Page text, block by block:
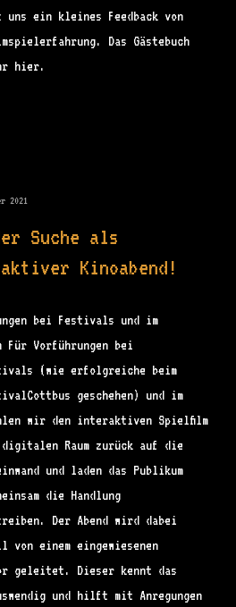
uns ein kleines Feedback von
Das Gästebuch
hier.
2021
Suche als
Kinoabend!
bei Festivals und im
Für Vorführungen bei
(wie erfolgreiche beim
geschehen) und im
wir den interaktiven Spielfilm
digitalen Raum zurück auf die
und laden das Publikum
die Handlung
Der Abend wird dabei
von einem eingewiesenen
geleitet. Dieser kennt das
und hilft mit Anregungen